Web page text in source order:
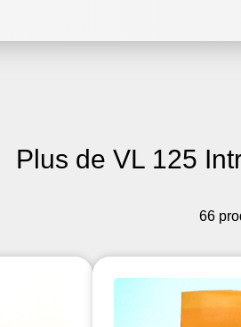
Plus de VL 125
66